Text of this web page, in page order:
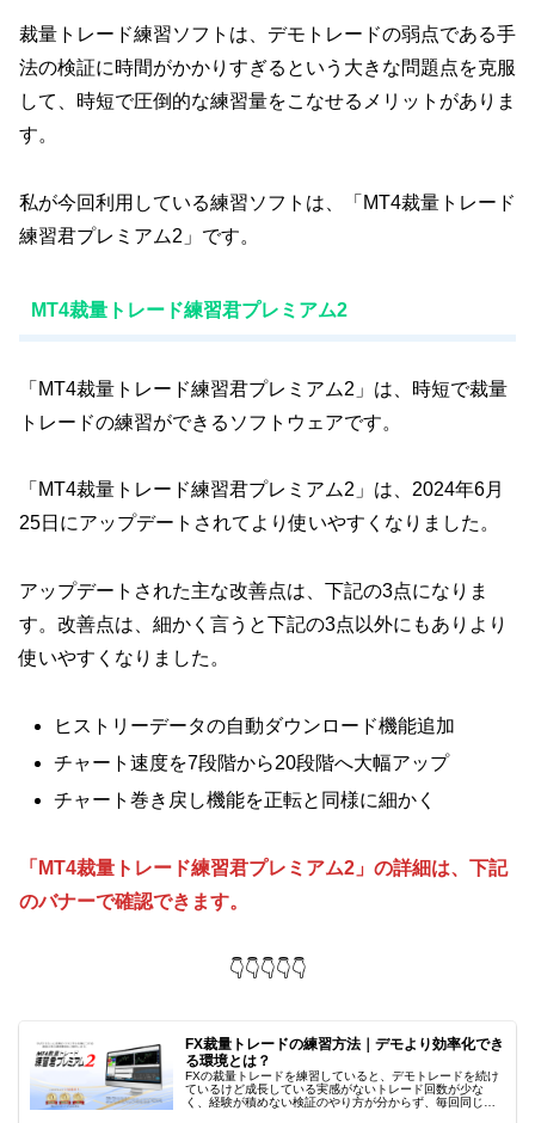
裁量トレード練習ソフトは、デモトレードの弱点である手
法の検証に時間がかかりすぎるという大きな問題点を克服
して、時短で圧倒的な練習量をこなせるメリットがありま
す。
私が今回利用している練習ソフトは、「MT4裁量トレード
練習君プレミアム2」です。
MT4裁量トレード練習君プレミアム2
「MT4裁量トレード練習君プレミアム2」は、時短で裁量
トレードの練習ができるソフトウェアです。
「MT4裁量トレード練習君プレミアム2」は、2024年6月
25日にアップデートされてより使いやすくなりました。
アップデートされた主な改善点は、下記の3点になりま
す。改善点は、細かく言うと下記の3点以外にもありより
使いやすくなりました。
ヒストリーデータの自動ダウンロード機能追加
チャート速度を7段階から20段階へ大幅アップ
チャート巻き戻し機能を正転と同様に細かく
「MT4裁量トレード練習君プレミアム2」の詳細は、下記
のバナーで確認できます。
👇👇👇👇👇
FX裁量トレードの練習方法｜デモより効率化でき
る環境とは？
FXの裁量トレードを練習していると、デモトレードを続け
ているけど成長している実感がないトレード回数が少な
く、経験が積めない検証のやり方が分からず、毎回同じミ